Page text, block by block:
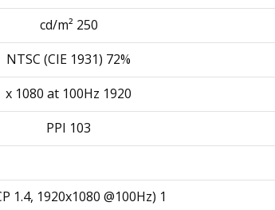
250 cd/m²
72% NTSC (CIE 1931)
1920 x 1080 at 100Hz
103 PPI
1 (HDCP 1.4, 1920x1080 @100Hz)